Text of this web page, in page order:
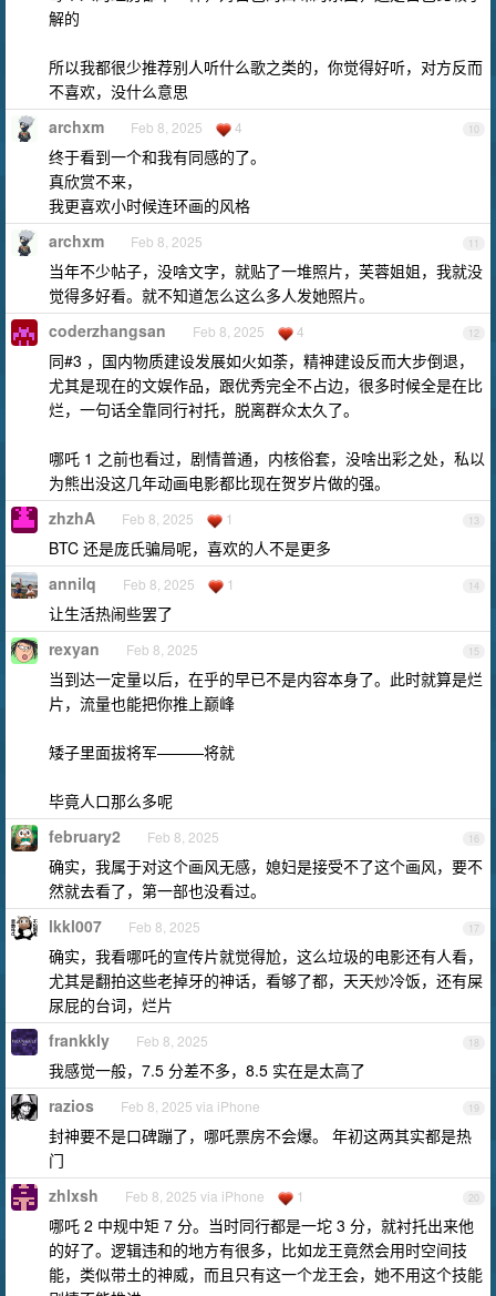
解的
所以我都很少推荐别人听什么歌之类的，你觉得好听，对方反而
不喜欢，没什么意思
10
archxm Feb 8, 2025 4
终于看到一个和我有同感的了。
真欣赏不来，
我更喜欢小时候连环画的风格
11
archxm Feb 8, 2025
当年不少帖子，没啥文字，就贴了一堆照片，芙蓉姐姐，我就没
觉得多好看。就不知道怎么这么多人发她照片。
12
coderzhangsan Feb 8, 2025 4
同#3 ，国内物质建设发展如火如荼，精神建设反而大步倒退，
尤其是现在的文娱作品，跟优秀完全不占边，很多时候全是在比
烂，一句话全靠同行衬托，脱离群众太久了。
哪吒 1 之前也看过，剧情普通，内核俗套，没啥出彩之处，私以
为熊出没这几年动画电影都比现在贺岁片做的强。
13
zhzhA Feb 8, 2025 1
BTC 还是庞氏骗局呢，喜欢的人不是更多
14
annilq Feb 8, 2025 1
让生活热闹些罢了
15
rexyan Feb 8, 2025
当到达一定量以后，在乎的早已不是内容本身了。此时就算是烂
片，流量也能把你推上巅峰
矮子里面拔将军———将就
毕竟人口那么多呢
16
february2 Feb 8, 2025
确实，我属于对这个画风无感，媳妇是接受不了这个画风，要不
然就去看了，第一部也没看过。
17
lkkl007 Feb 8, 2025
确实，我看哪吒的宣传片就觉得尬，这么垃圾的电影还有人看，
尤其是翻拍这些老掉牙的神话，看够了都，天天炒冷饭，还有屎
尿屁的台词，烂片
18
frankkly Feb 8, 2025
我感觉一般，7.5 分差不多，8.5 实在是太高了
19
razios Feb 8, 2025 via iPhone
封神要不是口碑蹦了，哪吒票房不会爆。 年初这两其实都是热
门
20
zhlxsh Feb 8, 2025 via iPhone 1
哪吒 2 中规中矩 7 分。当时同行都是一坨 3 分，就衬托出来他
的好了。逻辑违和的地方有很多，比如龙王竟然会用时空间技
能，类似带土的神威，而且只有这一个龙王会，她不用这个技能